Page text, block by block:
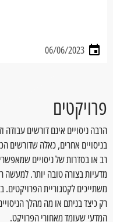
06/06/2023
פרויקטים
הרבה ניסויים אינם דורשים עבודה
בניסויים אחרים, כאלה שדורשים
רב או בסדרות של ניסויים
מדעיות בצורה טובה יותר. למעשה
משתייכים לקטגוריית הפרויקטים.
רק כיצד בניתם או מה מהלך
המדעי שעומד מאחורי הפרויקט.